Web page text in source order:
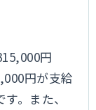
円
円が支給
。また、